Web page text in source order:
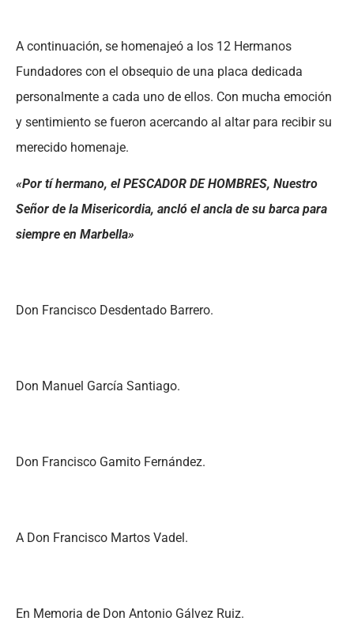
A continuación, se homenajeó a los 12 Hermanos
Fundadores con el obsequio de una placa dedicada
personalmente a cada uno de ellos. Con mucha emoción
y sentimiento se fueron acercando al altar para recibir su
merecido homenaje.
«Por tí hermano, el PESCADOR DE HOMBRES, Nuestro
Señor de la Misericordia, ancló el ancla de su barca para
siempre en Marbella»
Don Francisco Desdentado Barrero.
Don Manuel García Santiago.
Don Francisco Gamito Fernández.
A Don Francisco Martos Vadel.
En Memoria de Don Antonio Gálvez Ruiz.